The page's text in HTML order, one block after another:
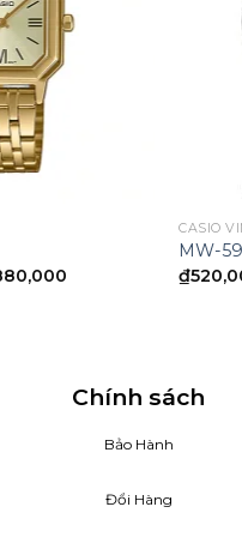
CASIO
MW-
₫
Chính sách
Bảo Hành
Đổi Hàng